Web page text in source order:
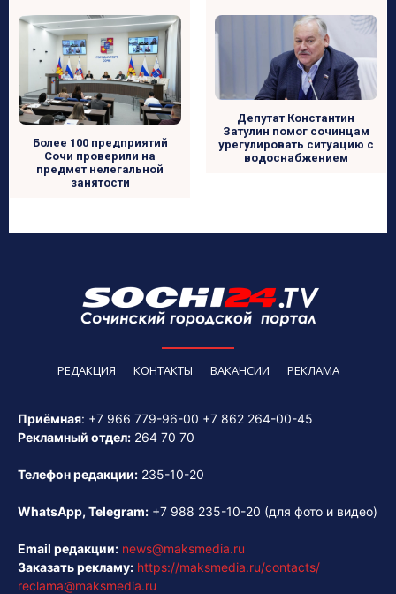
Более 100 предприятий
Сочи проверили на
предмет нелегальной
занятости
Депутат Константин
Затулин помог сочинцам
урегулировать ситуацию с
водоснабжением
РЕДАКЦИЯ КОНТАКТЫ ВАКАНСИИ РЕКЛАМА
Приёмная: +7 966 779-96-00 +7 862 264-00-45
Рекламный отдел: 264 70 70
Телефон редакции: 235-10-20
WhatsApp, Telegram: +7 988 235-10-20 (для фото и видео)
Email редакции: news@maksmedia.ru
Заказать рекламу: https://maksmedia.ru/contacts/
reclama@maksmedia.ru